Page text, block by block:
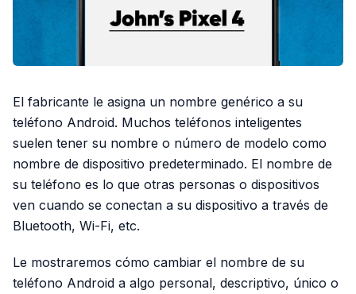
El fabricante le asigna un nombre genérico a su
teléfono Android. Muchos teléfonos inteligentes
suelen tener su nombre o número de modelo como
nombre de dispositivo predeterminado. El nombre de
su teléfono es lo que otras personas o dispositivos
ven cuando se conectan a su dispositivo a través de
Bluetooth, Wi-Fi, etc.
Le mostraremos cómo cambiar el nombre de su
teléfono Android a algo personal, descriptivo, único o